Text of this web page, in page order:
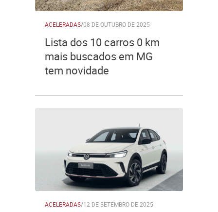
ACELERADAS/08 DE OUTUBRO DE 2025
Lista dos 10 carros 0 km
mais buscados em MG
tem novidade
ACELERADAS/12 DE SETEMBRO DE 2025